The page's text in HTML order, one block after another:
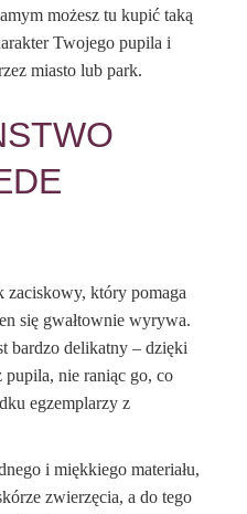
możesz tu kupić taką
Twojego pupila i
miasto lub park.
zaciskowy, który pomaga
się gwałtownie wyrywa.
bardzo delikatny – dzięki
pupila, nie raniąc go, co
egzemplarzy z
i miękkiego materiału,
zwierzęcia, a do tego